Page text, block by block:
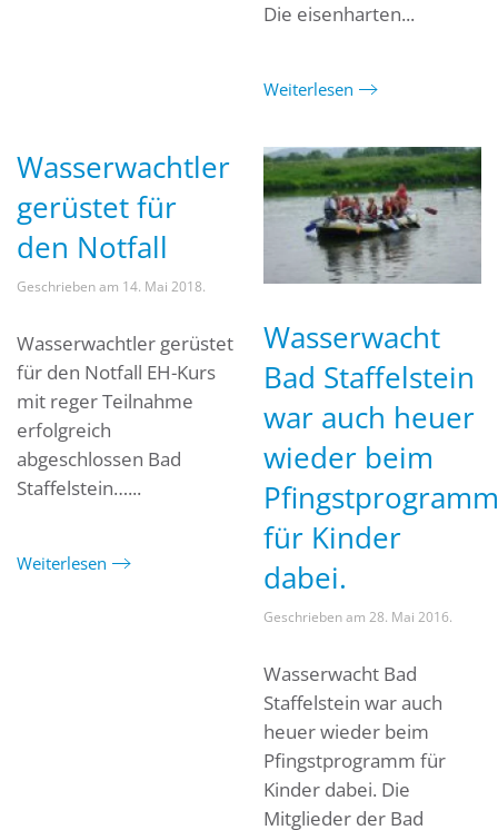
Die eisenharten...
Weiterlesen
Wasserwachtler
gerüstet für
den Notfall
Geschrieben am 14. Mai 2018.
Wasserwachtler gerüstet
für den Notfall EH-Kurs
mit reger Teilnahme
erfolgreich
abgeschlossen Bad
Staffelstein…...
Weiterlesen
Wasserwacht
Bad Staffelstein
war auch heuer
wieder beim
Pfingstprogramm
für Kinder
dabei.
Geschrieben am 28. Mai 2016.
Wasserwacht Bad
Staffelstein war auch
heuer wieder beim
Pfingstprogramm für
Kinder dabei. Die
Mitglieder der Bad